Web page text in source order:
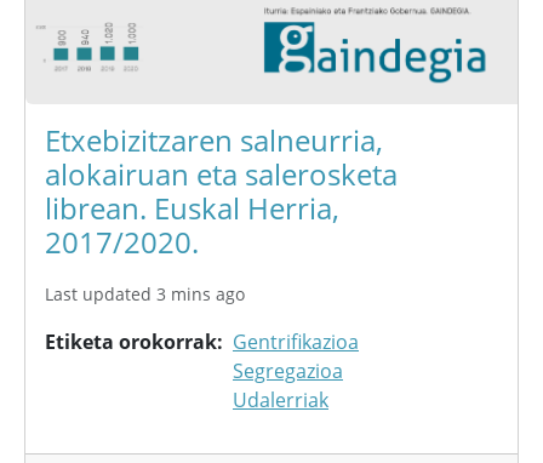
Etxebizitzaren salneurria,
alokairuan eta salerosketa
librean. Euskal Herria,
2017/2020.
Last updated 3 mins ago
Etiketa orokorrak
Gentrifikazioa
Segregazioa
Udalerriak